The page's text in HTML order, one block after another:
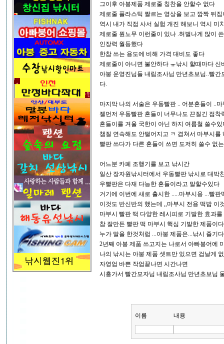
그이후 아붕제품 제로줄 칭찬을 안할수 없다
제로줄 플라스틱 짤르는 영상을 보고 깜짝 뒤
역시 내가 직접 사서 실험 개진 해보니 역시 미
제로줄 뭔노무 이런줄이 있나 .허벌나게 많이
인장력 월등했다
한참 쓰는 용도에 비해 가격 대비도 좋다
제로줄이 아니면 불안하다 ㅠ낚시 할때마다 신
아붕 운영진님들 내림조사님 만년초보님..빨
다.
마지막 나의 서술은 우동빨판 .. 어분흔들이 ..
젤먼저 우동빨판 흔들이 너무나도 끈질긴 접
흔들이를 겨울 국한이 아닌 하지 여름철 쓸수
챔질 연속해도 안떨어지고 ㅋ 겹쳐서 마부시
빨판 쓰다가 다른 흔들이 쓰면 도저히 쓸수 없
어느분 카페 조행기를 보고 낚시간
일산 장자원낚시터에서 우동빨판 낚시로 대박
우빨판은 다재 다능한 흔들이라고 말할수있다
거기에 이번에 새로 출시한 .....마부시용 ...빨판
이것도 반신반의 했는데 ,,마부시 전용 떡밥 이
마부시 빨판 떡 다양한 레시피로 기발한 효과
참 잘만든 빨판 떡 마부시 핵심 기발한 제품이다
누가 말을 한것처럼 ...아붕 제품은...낚시 즐기
2년째 아붕 제품 쓰고지는 나로서 아빠붕어에
나의 낚시는 아붕 제품 셋트만 있으면 겁날게
자영업 바쁜 작업끝나면 시간나면
시흥가서 빨간모자님 내림조사님 만년초보님
이름 내용